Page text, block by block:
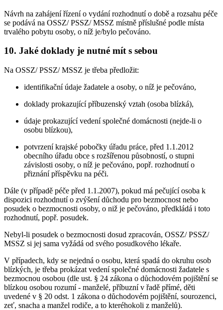
Návrh na zahájení řízení o vydání rozhodnutí o době a rozsahu péče
se podává na OSSZ/ PSSZ/ MSSZ místně příslušné podle místa
trvalého pobytu osoby, o níž je/bylo pečováno.
10. Jaké doklady je nutné mít s sebou
Na OSSZ/ PSSZ/ MSSZ je třeba předložit:
identifikační údaje žadatele a osoby, o níž je pečováno,
doklady prokazující příbuzenský vztah (osoba blízká),
údaje prokazující vedení společné domácnosti (nejde-li o
osobu blízkou),
potvrzení krajské pobočky úřadu práce, před 1.1.2012
obecního úřadu obce s rozšířenou působností, o stupni
závislosti osoby, o níž je pečováno, popř. rozhodnutí o
přiznání příspěvku na péči.
Dále (v případě péče před 1.1.2007), pokud má pečující osoba k
dispozici rozhodnutí o zvýšení důchodu pro bezmocnost nebo
posudek o bezmocnosti osoby, o niž je pečováno, předkládá i toto
rozhodnutí, popř. posudek.
Nebyl-li posudek o bezmocnosti dosud zpracován, OSSZ/ PSSZ/
MSSZ si jej sama vyžádá od svého posudkového lékaře.
V případech, kdy se nejedná o osobu, která spadá do okruhu osob
blízkých, je třeba prokázat vedení společné domácnosti žadatele s
bezmocnou osobou (dle ust. § 24 zákona o důchodovém pojištění se
blízkou osobou rozumí - manželé, příbuzní v řadě přímé, děti
uvedené v § 20 odst. 1 zákona o důchodovém pojištění, sourozenci,
zeť, snacha a manžel rodiče, a to kteréhokoli z manželů).